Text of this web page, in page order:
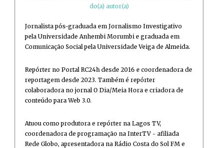
do(a) autor(a)
Jornalista pós-graduada em Jornalismo Investigativo
pela Universidade Anhembi Morumbi e graduada em
Comunicação Social pela Universidade Veiga de Almeida.
Repórter no Portal RC24h desde 2016 e coordenadora de
reportagem desde 2023. Também é repórter
colaboradora no jornal O Dia/Meia Hora e criadora de
conteúdo para Web 3.0.
Atuou como produtora e repórter na Lagos TV,
coordenadora de programação na InterTV - afiliada
Rede Globo, apresentadora na Rádio Costa do Sol FM e